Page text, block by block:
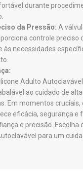
durante
da Pressão: A
controle preciso
às necessidades
Adulto
ao cuidado de
Em momentos cruciais,
eficácia, segurança e
e precisão. Escolha
para um